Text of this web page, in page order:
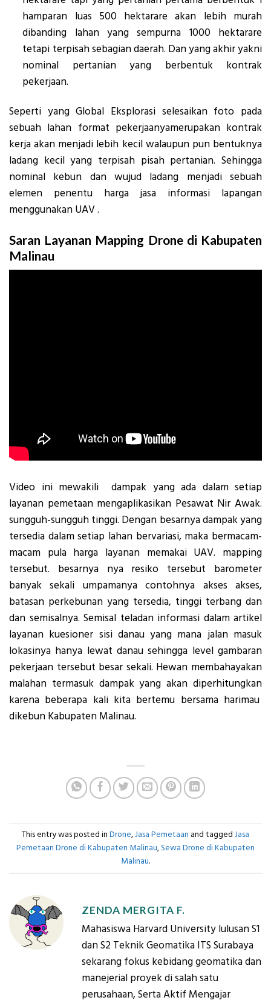
hamparan luas 500 hektarare akan lebih murah
dibanding lahan yang sempurna 1000 hektarare
tetapi terpisah sebagian daerah. Dan yang akhir yakni
nominal pertanian yang berbentuk kontrak
pekerjaan.
Seperti yang Global Eksplorasi selesaikan foto pada
sebuah lahan format pekerjaanyamerupakan kontrak
kerja akan menjadi lebih kecil walaupun pun bentuknya
ladang kecil yang terpisah pisah pertanian. Sehingga
nominal kebun dan wujud ladang menjadi sebuah
elemen penentu harga jasa informasi lapangan
menggunakan UAV .
Saran Layanan Mapping Drone di Kabupaten
Malinau
Video ini mewakili dampak yang ada dalam setiap
layanan pemetaan mengaplikasikan Pesawat Nir Awak.
sungguh-sungguh tinggi. Dengan besarnya dampak yang
tersedia dalam setiap lahan bervariasi, maka bermacam-
macam pula harga layanan memakai UAV. mapping
tersebut. besarnya nya resiko tersebut barometer
banyak sekali umpamanya contohnya akses akses,
batasan perkebunan yang tersedia, tinggi terbang dan
dan semisalnya. Semisal teladan informasi dalam artikel
layanan kuesioner sisi danau yang mana jalan masuk
lokasinya hanya lewat danau sehingga level gambaran
pekerjaan tersebut besar sekali. Hewan membahayakan
malahan termasuk dampak yang akan diperhitungkan
karena beberapa kali kita bertemu bersama harimau
dikebun Kabupaten Malinau.
This entry was posted in Drone,Jasa Pemetaan and tagged Jasa
Pemetaan Drone di Kabupaten Malinau,Sewa Drone di Kabupaten
Malinau.
ZENDA MERGITA F.
Mahasiswa Harvard University lulusan S1
dan S2 Teknik Geomatika ITS Surabaya
sekarang fokus kebidang geomatika dan
manejerial proyek di salah satu
perusahaan, Serta Aktif Mengajar